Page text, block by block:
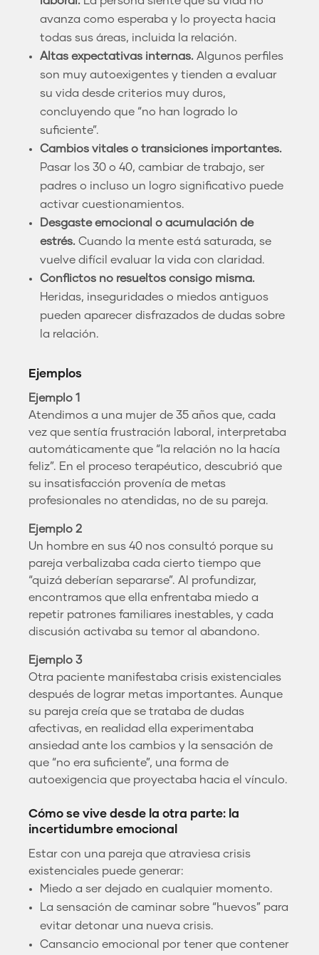
avanza como esperaba y lo proyecta hacia
todas sus áreas, incluida la relación.
Altas expectativas internas. Algunos perfiles
son muy autoexigentes y tienden a evaluar
su vida desde criterios muy duros,
concluyendo que “no han logrado lo
suficiente”.
Cambios vitales o transiciones importantes.
Pasar los 30 o 40, cambiar de trabajo, ser
padres o incluso un logro significativo puede
activar cuestionamientos.
Desgaste emocional o acumulación de
estrés. Cuando la mente está saturada, se
vuelve difícil evaluar la vida con claridad.
Conflictos no resueltos consigo misma.
Heridas, inseguridades o miedos antiguos
pueden aparecer disfrazados de dudas sobre
la relación.
Ejemplos
Ejemplo 1
Atendimos a una mujer de 35 años que, cada
vez que sentía frustración laboral, interpretaba
automáticamente que “la relación no la hacía
feliz”. En el proceso terapéutico, descubrió que
su insatisfacción provenía de metas
profesionales no atendidas, no de su pareja.
Ejemplo 2
Un hombre en sus 40 nos consultó porque su
pareja verbalizaba cada cierto tiempo que
“quizá deberían separarse”. Al profundizar,
encontramos que ella enfrentaba miedo a
repetir patrones familiares inestables, y cada
discusión activaba su temor al abandono.
Ejemplo 3
Otra paciente manifestaba crisis existenciales
después de lograr metas importantes. Aunque
su pareja creía que se trataba de dudas
afectivas, en realidad ella experimentaba
ansiedad ante los cambios y la sensación de
que “no era suficiente”, una forma de
autoexigencia que proyectaba hacia el vínculo.
Cómo se vive desde la otra parte: la
incertidumbre emocional
Estar con una pareja que atraviesa crisis
existenciales puede generar:
Miedo a ser dejado en cualquier momento.
La sensación de caminar sobre “huevos” para
evitar detonar una nueva crisis.
Cansancio emocional por tener que contener